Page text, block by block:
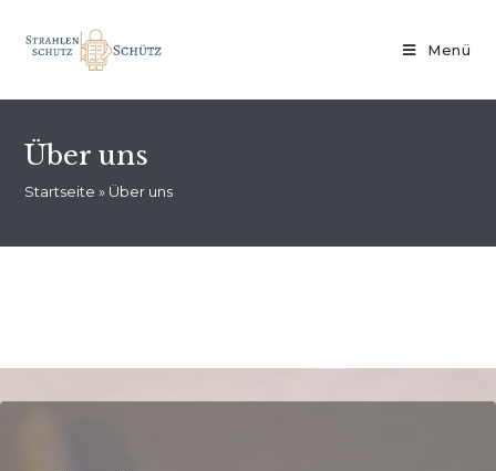
Menü
Über uns
Startseite » Über uns